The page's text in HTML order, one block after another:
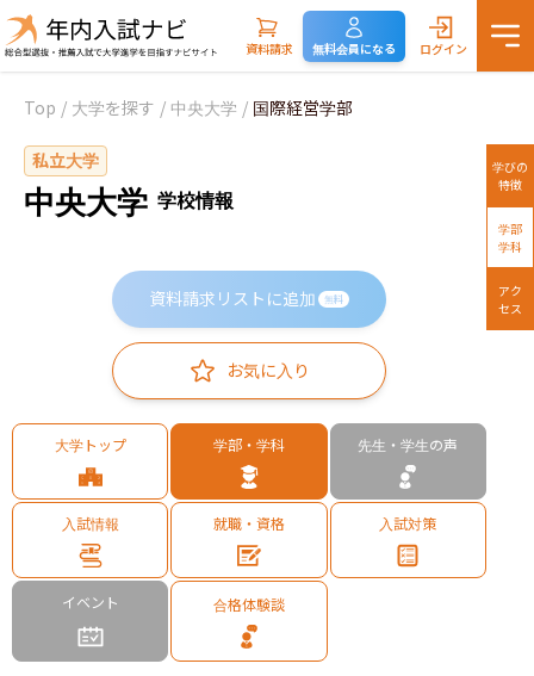
資料請求 無料会員になる ログイン
Top / 大学を探す / 中央大学 / 国際経営学部
私立大学
中央大学 学校情報
資料請求リストに追加 無料
お気に入り
大学トップ 学部・学科 先生・学生の声
入試情報 就職・資格 入試対策
イベント 合格体験談
学びの
特徴
学部
学科
アク
セス